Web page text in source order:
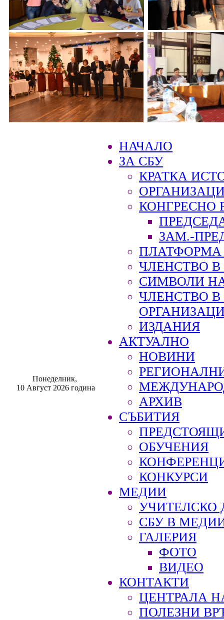
Понеделник,
10 Август 2026 година
НАЧАЛО
ЗА СБУ
КРАТКА
КОНГРЕСНО
ЗАМ.-
ПЛАТФОРМА
ЧЛЕНСТВО В
СИМВОЛИ
ЧЛЕНСТВО
ИЗДАНИЯ
АКТУАЛНО
НОВИНИ
АРХИВ
СЪБИТИЯ
ОБУЧЕНИЯ
КОНКУРСИ
МЕДИИ
УЧИТЕЛСКО
СБУ В
ГАЛЕРИЯ
ФОТО
ВИДЕО
КОНТАКТИ
ЦЕНТРАЛА
ПОЛЕЗНИ